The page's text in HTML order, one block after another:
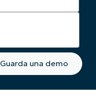
Guarda una demo